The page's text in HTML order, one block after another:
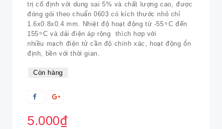
trị cố định với dung sai 5% và chất lượng cao, được
đóng gói theo chuẩn 0603 có kích thước nhỏ chỉ
1.6x0.8x0.4 mm. Nhiệt độ hoạt động từ -55 ͦ C đến
155 ͦ C và dải điện áp rộng thích hợp với
nhiều mạch điện tử cần độ chính xác, hoạt động ổn
định, bền với thời gian.
Còn hàng
5.000₫